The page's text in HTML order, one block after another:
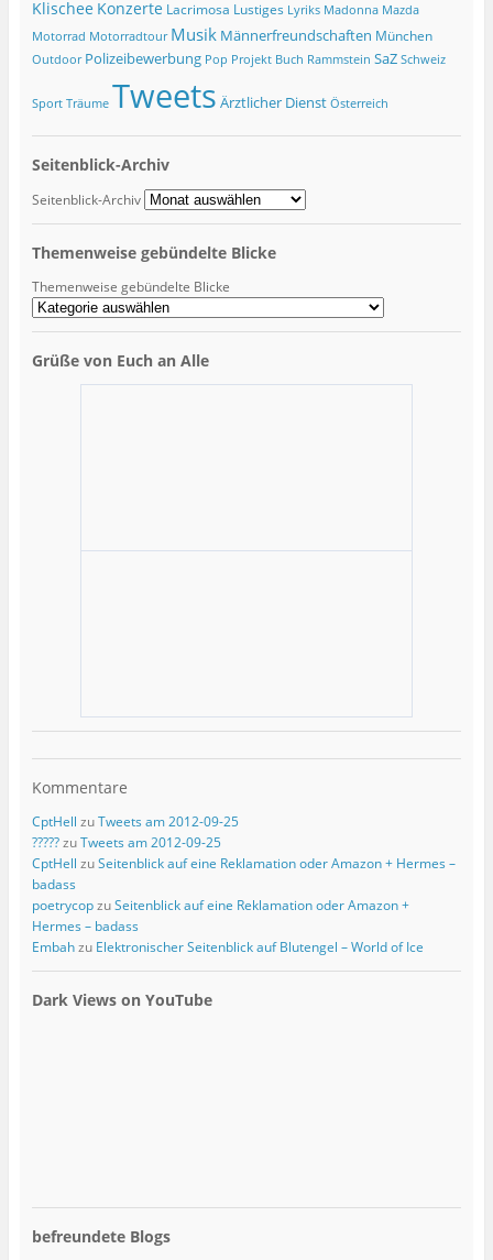
Klischee Konzerte Lacrimosa Lustiges Lyriks Madonna Mazda
Motorrad Motorradtour Musik Männerfreundschaften München
Outdoor Polizeibewerbung Pop Projekt Buch Rammstein SaZ Schweiz
Sport Träume Tweets Ärztlicher Dienst Österreich
Seitenblick-Archiv
Seitenblick-Archiv
Themenweise gebündelte Blicke
Themenweise gebündelte Blicke
Grüße von Euch an Alle
Kommentare
CptHell zuTweets am 2012-09-25
?????zuTweets am 2012-09-25
CptHell zuSeitenblick auf eine Reklamation oder Amazon + Hermes –
badass
poetrycopzuSeitenblick auf eine Reklamation oder Amazon +
Hermes – badass
Embahzu Elektronischer Seitenblick auf Blutengel – World of Ice
Dark Views on YouTube
befreundete Blogs